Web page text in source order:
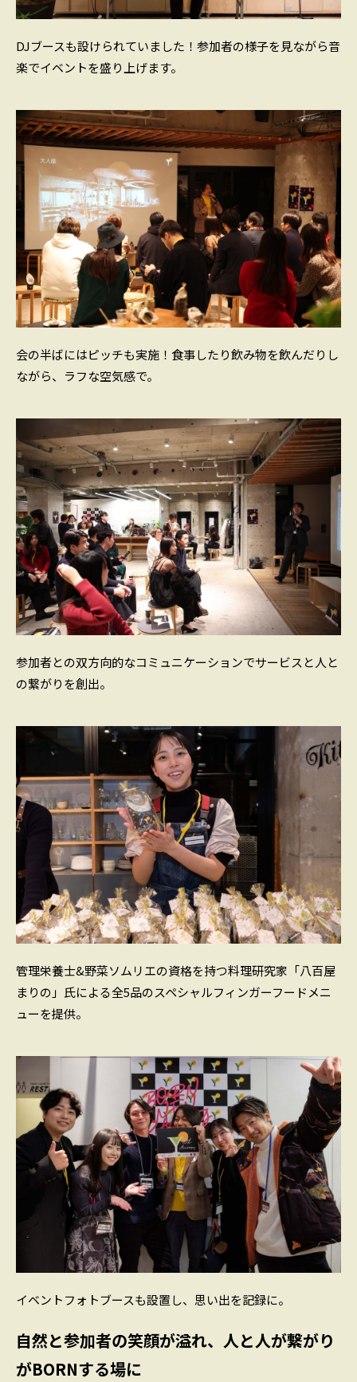
DJブースも設けられていました！参加者の様子を見ながら音
楽でイベントを盛り上げます。
会の半ばにはピッチも実施！食事したり飲み物を飲んだりし
ながら、ラフな空気感で。
参加者との双方向的なコミュニケーションでサービスと人と
の繋がりを創出。
管理栄養士&野菜ソムリエの資格を持つ料理研究家「八百屋
まりの」氏による全5品のスペシャルフィンガーフードメニ
ューを提供。
イベントフォトブースも設置し、思い出を記録に。
自然と参加者の笑顔が溢れ、人と人が繋がり
がBORNする場に